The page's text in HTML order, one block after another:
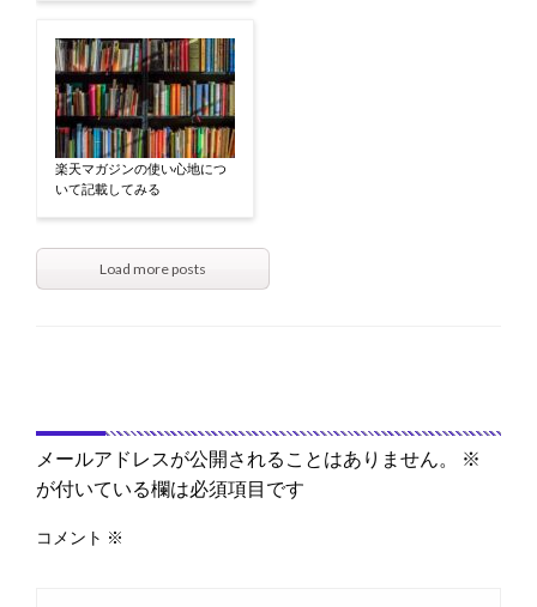
楽天マガジンの使い心地につ
いて記載してみる
Load more posts
メールアドレスが公開されることはありません。
※
が付いている欄は必須項目です
コメント ※